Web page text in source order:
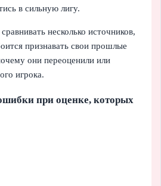
в сильную лигу.
несколько источников,
признавать свои прошлые
они переоценили или
игрока.
при оценке, которых